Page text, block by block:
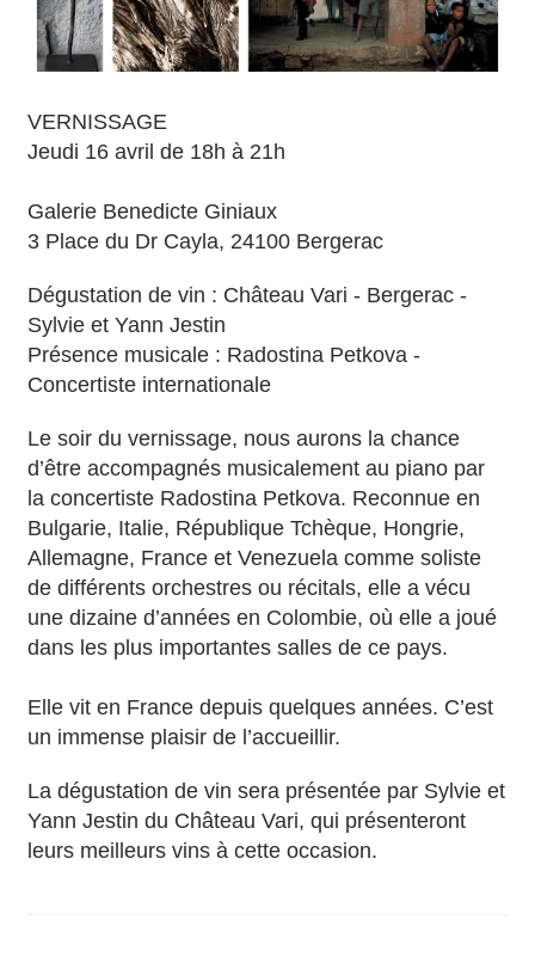
VERNISSAGE
Jeudi 16 avril de 18h à 21h
Galerie Benedicte Giniaux
3 Place du Dr Cayla, 24100 Bergerac
Dégustation de vin : Château Vari - Bergerac -
Sylvie et Yann Jestin
Présence musicale : Radostina Petkova -
Concertiste internationale
Le soir du vernissage, nous aurons la chance
d’être accompagnés musicalement au piano par
la concertiste Radostina Petkova. Reconnue en
Bulgarie, Italie, République Tchèque, Hongrie,
Allemagne, France et Venezuela comme soliste
de différents orchestres ou récitals, elle a vécu
une dizaine d’années en Colombie, où elle a joué
dans les plus importantes salles de ce pays.
Elle vit en France depuis quelques années. C’est
un immense plaisir de l’accueillir.
La dégustation de vin sera présentée par Sylvie et
Yann Jestin du Château Vari, qui présenteront
leurs meilleurs vins à cette occasion.